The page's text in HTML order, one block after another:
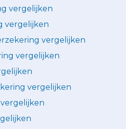
vergelijken
vergelijken
vergelijken
vergelijken
vergelijken